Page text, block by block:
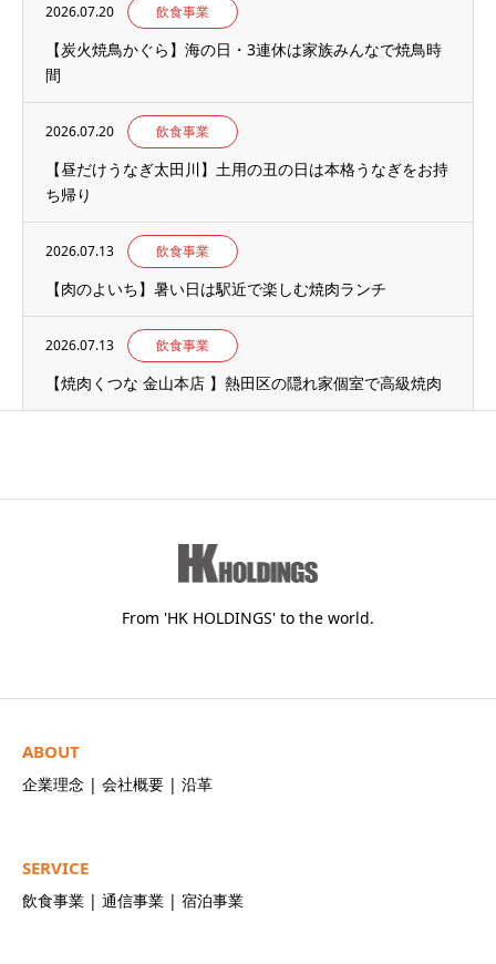
2026.07.20 飲食事業
【炭火焼鳥かぐら】海の日・3連休は家族みんなで焼鳥時
間
2026.07.20 飲食事業
【昼だけうなぎ太田川】土用の丑の日は本格うなぎをお持
ち帰り
2026.07.13 飲食事業
【肉のよいち】暑い日は駅近で楽しむ焼肉ランチ
2026.07.13 飲食事業
【焼肉くつな 金山本店 】熱田区の隠れ家個室で高級焼肉
From 'HK HOLDINGS' to the world.
ABOUT
企業理念 | 会社概要 | 沿革
SERVICE
飲食事業 | 通信事業 | 宿泊事業